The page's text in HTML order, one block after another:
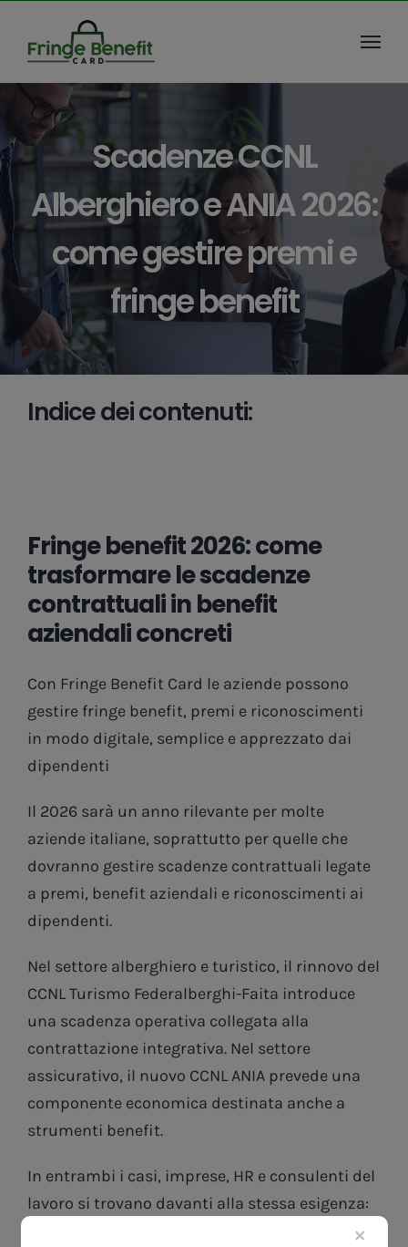
contenuto
Scadenze CCNL
Alberghiero e ANIA 2026:
come gestire premi e
fringe benefit
Indice dei contenuti:
Fringe benefit 2026: come
trasformare le scadenze
contrattuali in benefit
aziendali concreti
Con Fringe Benefit Card le aziende possono
gestire fringe benefit, premi e riconoscimenti
in modo digitale, semplice e apprezzato dai
dipendenti
Il 2026 sarà un anno rilevante per molte
aziende italiane, soprattutto per quelle che
dovranno gestire scadenze contrattuali legate
a premi, benefit aziendali e riconoscimenti ai
dipendenti.
Nel settore alberghiero e turistico, il rinnovo del
CCNL Turismo Federalberghi-Faita introduce
una scadenza operativa collegata alla
contrattazione integrativa. Nel settore
assicurativo, il nuovo CCNL ANIA prevede una
componente economica destinata anche a
strumenti benefit.
In entrambi i casi, imprese, HR e consulenti del
lavoro si trovano davanti alla stessa esigenza:
×